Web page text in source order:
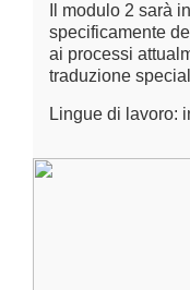
Il modulo 2 sarà
specificamente
ai processi
traduzione
Lingue di lavoro: